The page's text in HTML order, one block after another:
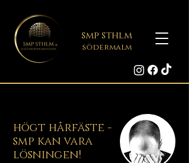
smp sthlm
södermalm
högt hårfäste -
smp kan vara
lösningen!